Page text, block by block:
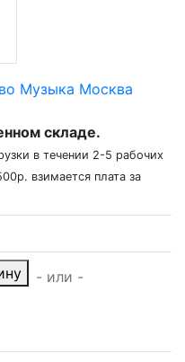
Музыка Москва
складе.
в течении 2-5 рабочих
взимается плата за
- или -